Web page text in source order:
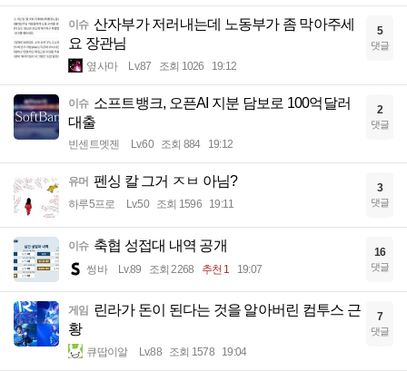
이슈 산자부가 저러내는데 노동부가 좀 막아주세
요 장관님
옆사마 Lv.87 조회 1026 19:12
5
댓글
이슈 소프트뱅크, 오픈AI 지분 담보로 100억달러
대출
빈센트멧젠 Lv.60 조회 884 19:12
2
댓글
유머 펜싱 칼 그거 ㅈㅂ 아님?
하루5프로 Lv.50 조회 1596 19:11
3
댓글
이슈 축협 성접대 내역 공개
썽바 Lv.89 조회 2268 추천 1 19:07
16
댓글
게임
린라가 돈이 된다는 것을 알아버린 컴투스 근
황
큐땁이알 Lv.88 조회 1578 19:04
7
댓글